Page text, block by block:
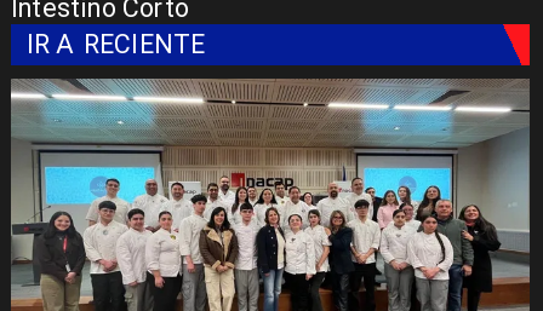
Intestino Corto
IR A RECIENTE